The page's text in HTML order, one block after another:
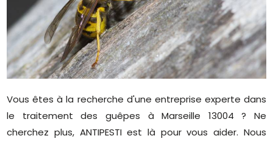
Vous êtes à la recherche d'une entreprise experte dans
le traitement des guêpes à Marseille 13004 ? Ne
cherchez plus, ANTIPESTI est là pour vous aider. Nous